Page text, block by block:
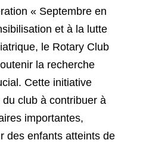
« Septembre en
et à la lutte
le Rotary Club
la recherche
Cette initiative
du club à contribuer à
importantes,
des enfants atteints de